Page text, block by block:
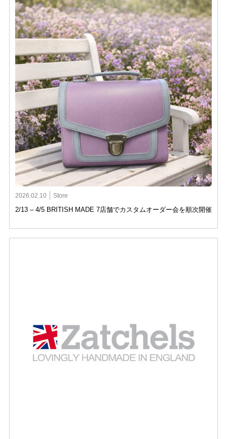
2026.02.10 Store
2/13 – 4/5 BRITISH MADE 7店舗でカスタムオーダー会を順次開催